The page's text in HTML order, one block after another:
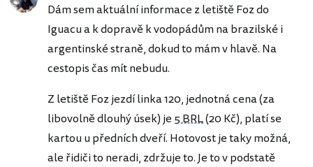
Dám sem aktuální informace z letiště Foz do
Iguacu a k dopravě k vodopádům na brazilské i
argentinské straně, dokud to mám v hlavě. Na
cestopis čas mít nebudu.
Z letiště Foz jezdí linka 120, jednotná cena (za
libovolně dlouhý úsek) je 5 BRL(20 Kč), platí se
kartou u předních dveří. Hotovost je taky možná,
ale řidiči to neradi, zdržuje to. Je to v podstatě